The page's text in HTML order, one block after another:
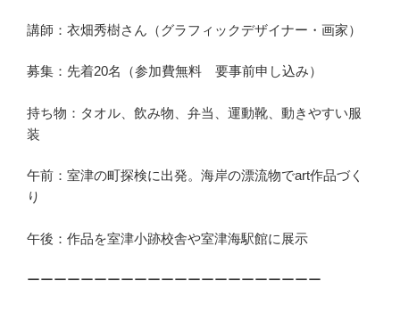
講師：衣畑秀樹さん（グラフィックデザイナー・画家）
募集：先着20名（参加費無料 要事前申し込み）
持ち物：タオル、飲み物、弁当、運動靴、動きやすい服
装
午前：室津の町探検に出発。海岸の漂流物でart作品づく
り
午後：作品を室津小跡校舎や室津海駅館に展示
ーーーーーーーーーーーーーーーーーーーーーー